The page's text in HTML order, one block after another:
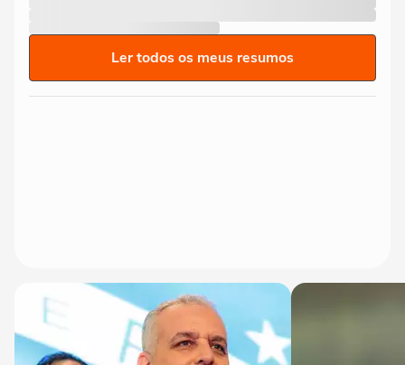
Ler todos os meus resumos